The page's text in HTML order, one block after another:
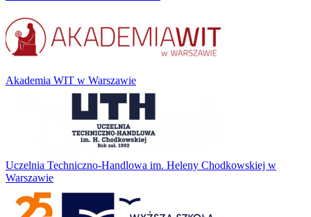
Akademia WIT w Warszawie
Uczelnia Techniczno-Handlowa im. Heleny Chodkowskiej w
Warszawie